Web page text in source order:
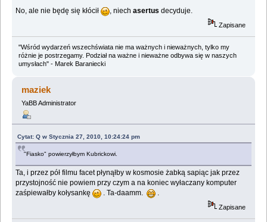
No, ale nie będę się kłócił , niechasertus decyduje.
Zapisane
"Wśród wydarzeń wszechświata nie ma ważnych i nieważnych, tylko my
różnie je postrzegamy. Podział na ważne i nieważne odbywa się w naszych
umysłach" - Marek Baraniecki
maziek
YaBB Administrator
Cytat: Q w Stycznia 27, 2010, 10:24:24 pm
"Fiasko" powierzyłbym Kubrickowi.
Ta, i przez pół filmu facet płynąłby w kosmosie żabką sapiąc jak przez
przystojność nie powiem przy czym a na koniec wyłaczany komputer
zaśpiewałby kołysankę
. Ta-daamm. .
Zapisane